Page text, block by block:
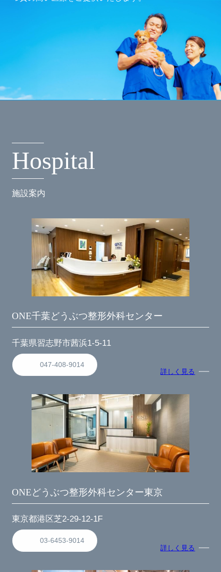
Hospital
施設案内
ONE千葉どうぶつ整形外科センター
千葉県習志野市茜浜1-5-11
047-408-9014
詳しく見る
ONEどうぶつ整形外科センター東京
東京都港区芝2-29-12-1F
03-6453-9014
詳しく見る